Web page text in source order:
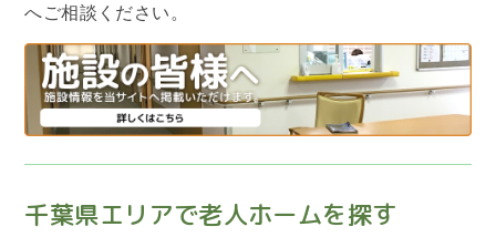
へご相談ください。
千葉県エリアで老人ホームを探す